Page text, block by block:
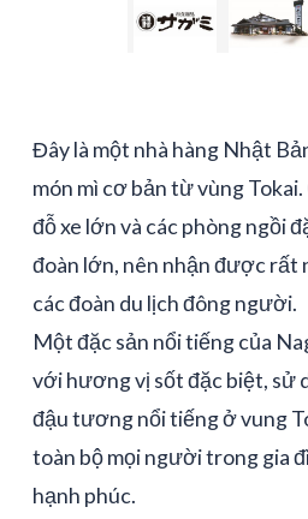
Đây là một nhà hàng Nhật
món mì cơ bản từ vùng
đỗ xe lớn và các phòng ngồi
đoàn lớn, nên nhận được rất
các đoàn du lịch đông người.
Một đặc sản nổi tiếng của
với hương vị sốt đặc biệt, sử
đậu tương nổi tiếng ở vung
toàn bộ mọi người trong gia
hạnh phúc.